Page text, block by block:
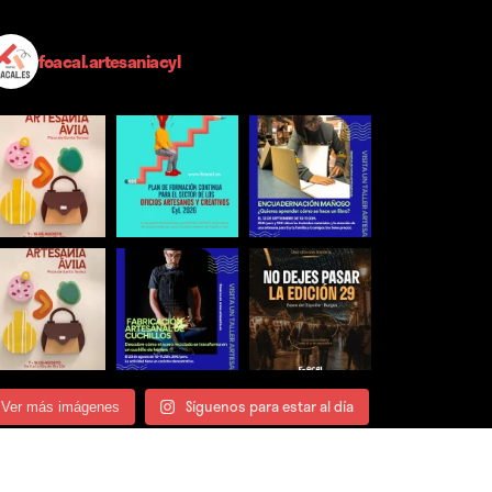
foacal.artesaniacyl
Ver más imágenes Síguenos para estar al día